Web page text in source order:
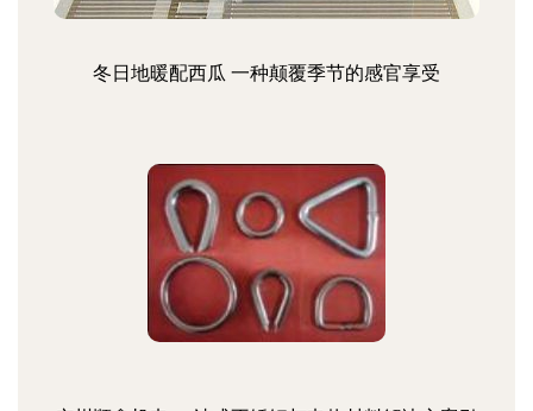
冬日地暖配西瓜 一种颠覆季节的感官享受